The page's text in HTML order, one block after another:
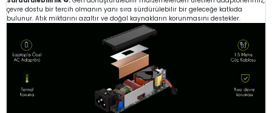
çevre dostu bir tercih olmanın yanı sıra sürdürülebilir bir geleceğe katkıda
bulunur. Atık miktarını azaltır ve doğal kaynakların korunmasını destekler.